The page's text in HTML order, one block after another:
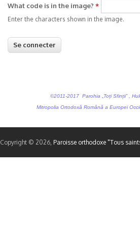
What code is in the image? *
Enter the characters shown in the image.
©2011-2017 Parohia „Toți Sfinții” ,
Mitropolia Ortodoxă Română a Europei
Copyright © 2026, Paroisse orthodoxe "Tous